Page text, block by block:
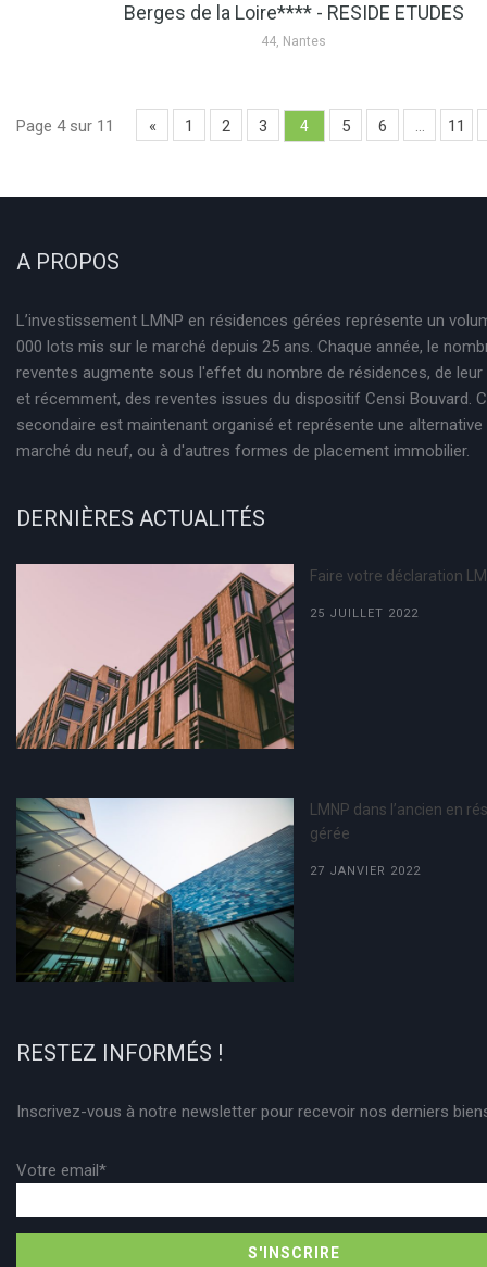
Berges de la Loire**** - RESIDE ETUDES
44, Nantes
Page 4 sur 11 « 1 2 3 4 5 6 … 11
A PROPOS
L’investissement LMNP en résidences gérées représente un
000 lots mis sur le marché depuis 25 ans. Chaque année, le
reventes augmente sous l'effet du nombre de résidences, de leur
et récemment, des reventes issues du dispositif Censi Bouvard.
secondaire est maintenant organisé et représente une alternative
marché du neuf, ou à d'autres formes de placement immobilier.
DERNIÈRES ACTUALITÉS
Faire votre déclaration
25 JUILLET 2022
LMNP dans l’ancien en
gérée
27 JANVIER 2022
RESTEZ INFORMÉS !
Inscrivez-vous à notre newsletter pour recevoir nos derniers
Votre email*